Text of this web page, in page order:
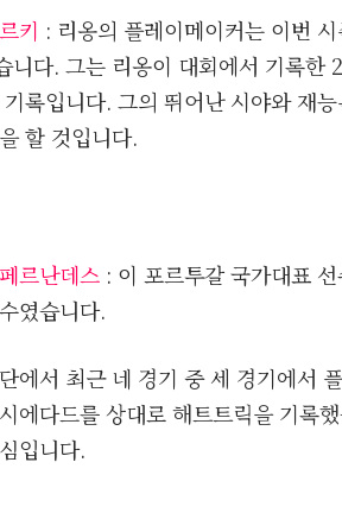
키 : 리옹의 플레이메이커는 이번
니다. 그는 리옹이 대회에서 기록
록입니다. 그의 뛰어난 시야와 재
할 것입니다.
르난데스 : 이 포르투갈 국가대표
였습니다.
에서 최근 네 경기 중 세 경기에서
에다드를 상대로 해트트릭을 기록
입니다.